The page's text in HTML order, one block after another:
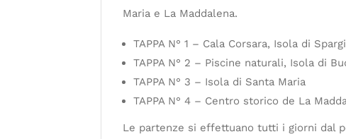
Maria e La Maddalena.
TAPPA N° 1 – Cala Corsara, Isola di Spargi
TAPPA N° 2 – Piscine naturali, Isola di
TAPPA N° 3 – Isola di Santa Maria
TAPPA N° 4 – Centro storico de La
Le partenze si effettuano tutti i giorni dal